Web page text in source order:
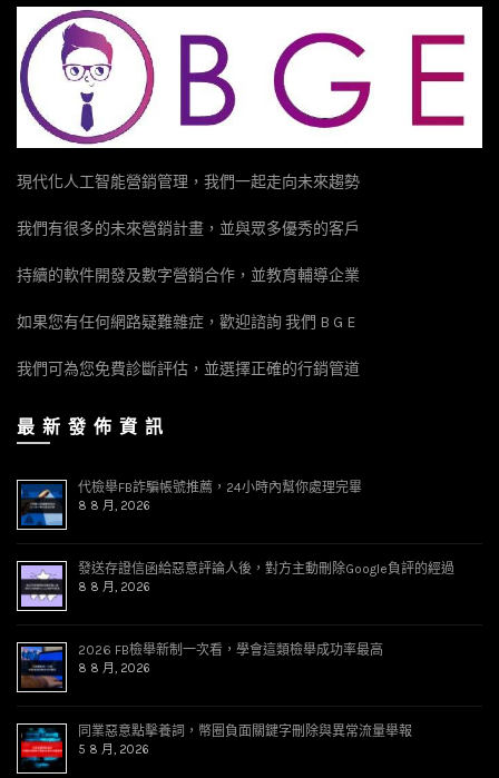
現代化人工智能營銷管理，我們一起走向未來趨勢
我們有很多的未來營銷計畫，並與眾多優秀的客戶
持續的軟件開發及數字營銷合作，並教育輔導企業
如果您有任何網路疑難雜症，歡迎諮詢 我們 B G E
我們可為您免費診斷評估，並選擇正確的行銷管道
最 新 發 佈 資 訊
代檢舉FB詐騙帳號推薦，24小時內幫你處理完畢
8 8 月, 2026
發送存證信函給惡意評論人後，對方主動刪除Google負評的經過
8 8 月, 2026
2026 FB檢舉新制一次看，學會這類檢舉成功率最高
8 8 月, 2026
同業惡意點擊養詞，幣圈負面關鍵字刪除與異常流量舉報
5 8 月, 2026